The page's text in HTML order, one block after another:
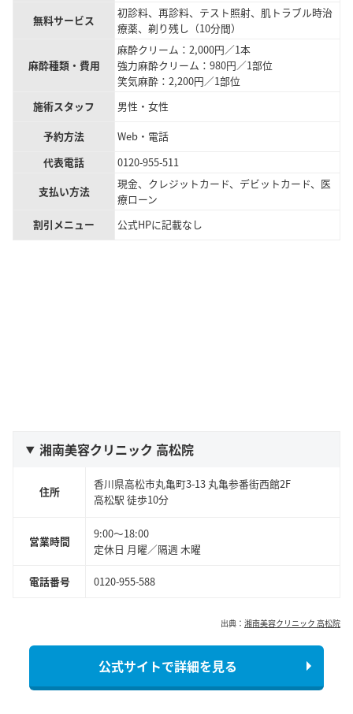
無料サービス
初診料、再診料、テスト照射、肌トラブル時治
療薬、剃り残し（10分間）
麻酔種類・費用
麻酔クリーム：2,000円／1本
強力麻酔クリーム：980円／1部位
笑気麻酔：2,200円／1部位
施術スタッフ
男性・女性
予約方法
Web・電話
代表電話
0120-955-511
支払い方法
現金、クレジットカード、デビットカード、医
療ローン
割引メニュー
公式HPに記載なし
湘南美容クリニック 高松院
住所
香川県高松市丸亀町3-13 丸亀参番街西館2F
高松駅 徒歩10分
営業時間
9:00～18:00
定休日 月曜／隔週 木曜
電話番号 0120-955-588
出典： 湘南美容クリニック 高松院
公式サイトで詳細を見る